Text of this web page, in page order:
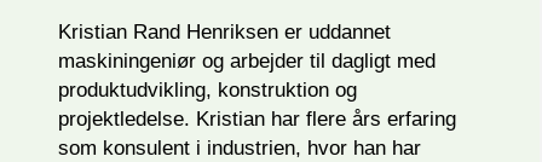
Kristian Rand Henriksen er uddannet
maskiningeniør og arbejder til dagligt med
produktudvikling, konstruktion og
projektledelse. Kristian har flere års erfaring
som konsulent i industrien, hvor han har